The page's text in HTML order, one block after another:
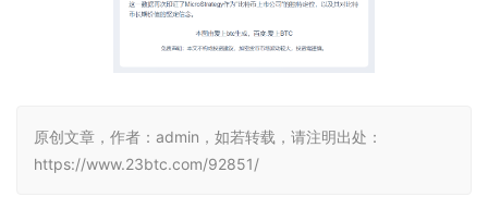
原创文章，作者：admin，如若转载，请注明出处：
https://www.23btc.com/92851/